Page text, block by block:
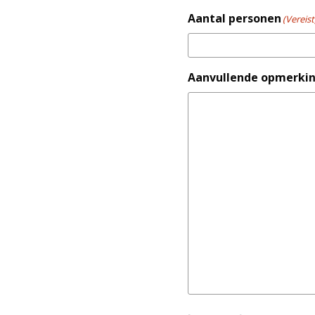
Aantal personen
Aanvullende